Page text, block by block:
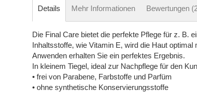
Bildergalerie
Details
Die Final Care bietet die perfekte Pflege für z. B.
Inhaltsstoffe, wie Vitamin E, wird die Haut
Anwenden erhalten Sie ein perfektes Ergebnis.
In kleinem Tiegel, ideal zur Nachpflege für den
• frei von Parabene, Farbstoffe und Parfüm
• ohne synthetische Konservierungsstoffe
Mehr Informationen Bewertungen